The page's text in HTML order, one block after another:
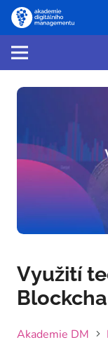
Využití
Akademie DM